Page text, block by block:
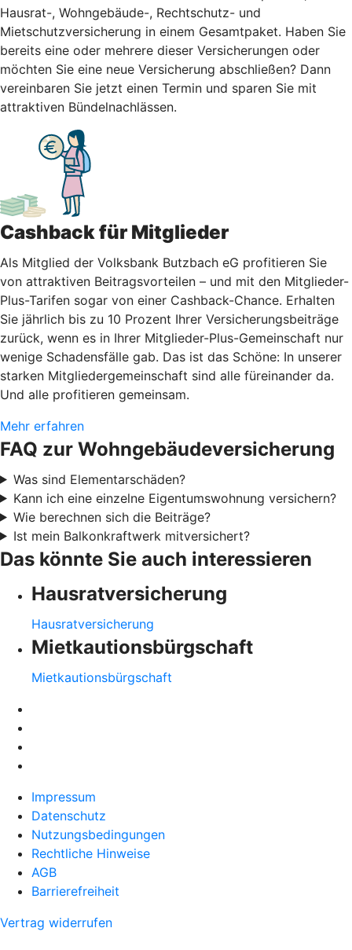
Hausrat-, Wohngebäude-, Rechtschutz- und
Mietschutzversicherung in einem Gesamtpaket. Haben Sie
bereits eine oder mehrere dieser Versicherungen oder
möchten Sie eine neue Versicherung abschließen? Dann
vereinbaren Sie jetzt einen Termin und sparen Sie mit
attraktiven Bündelnachlässen.
Cashback für Mitglieder
Als Mitglied der Volksbank Butzbach eG profitieren Sie
von attraktiven Beitragsvorteilen – und mit den Mitglieder-
Plus-Tarifen sogar von einer Cashback-Chance. Erhalten
Sie jährlich bis zu 10 Prozent Ihrer Versicherungsbeiträge
zurück, wenn es in Ihrer Mitglieder-Plus-Gemeinschaft nur
wenige Schadensfälle gab. Das ist das Schöne: In unserer
starken Mitgliedergemeinschaft sind alle füreinander da.
Und alle profitieren gemeinsam.
Mehr erfahren
FAQ zur Wohngebäudeversicherung
Was sind Elementarschäden?
Kann ich eine einzelne Eigentumswohnung versichern?
Wie berechnen sich die Beiträge?
Ist mein Balkonkraftwerk mitversichert?
Das könnte Sie auch interessieren
Hausratversicherung
Hausratversicherung
Mietkautionsbürgschaft
Mietkautionsbürgschaft
Impressum
Datenschutz
Nutzungsbedingungen
Rechtliche Hinweise
AGB
Barrierefreiheit
Vertrag widerrufen